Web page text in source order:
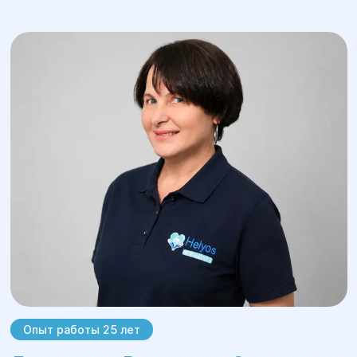
котором удаляется вся молочная
железа, применяется при
онкологических заболеваниях.
Люмпэктомия— операция с
удалением только части молочной
железы, что позволяет сохранить ее
форму и функцию при онкологических
заболеваниях или доброкачественных
опухолях.
Пластика молочных желез
восстановление формы груди после
хирургического вмешательства или
травм. Пластика может включать
реконструкцию груди после
мастэктомии.
Опыт работы 25 лет